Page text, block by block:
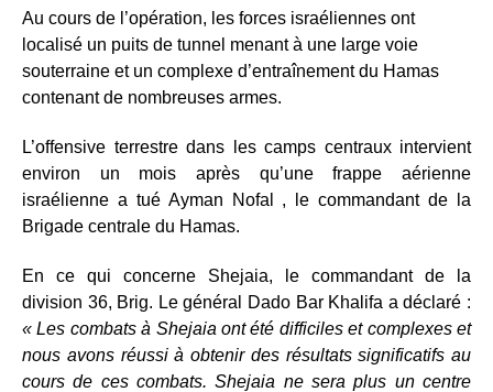
Au cours de l’opération, les forces israéliennes ont
localisé un puits de tunnel menant à une large voie
souterraine et un complexe d’entraînement du Hamas
contenant de nombreuses armes.
L’offensive terrestre dans les camps centraux intervient
environ un mois après qu’une frappe aérienne
israélienne a tué Ayman Nofal , le commandant de la
Brigade centrale du Hamas.
En ce qui concerne Shejaia, le commandant de la
division 36, Brig. Le général Dado Bar Khalifa a déclaré :
« Les combats à Shejaia ont été difficiles et complexes et
nous avons réussi à obtenir des résultats significatifs au
cours de ces combats. Shejaia ne sera plus un centre